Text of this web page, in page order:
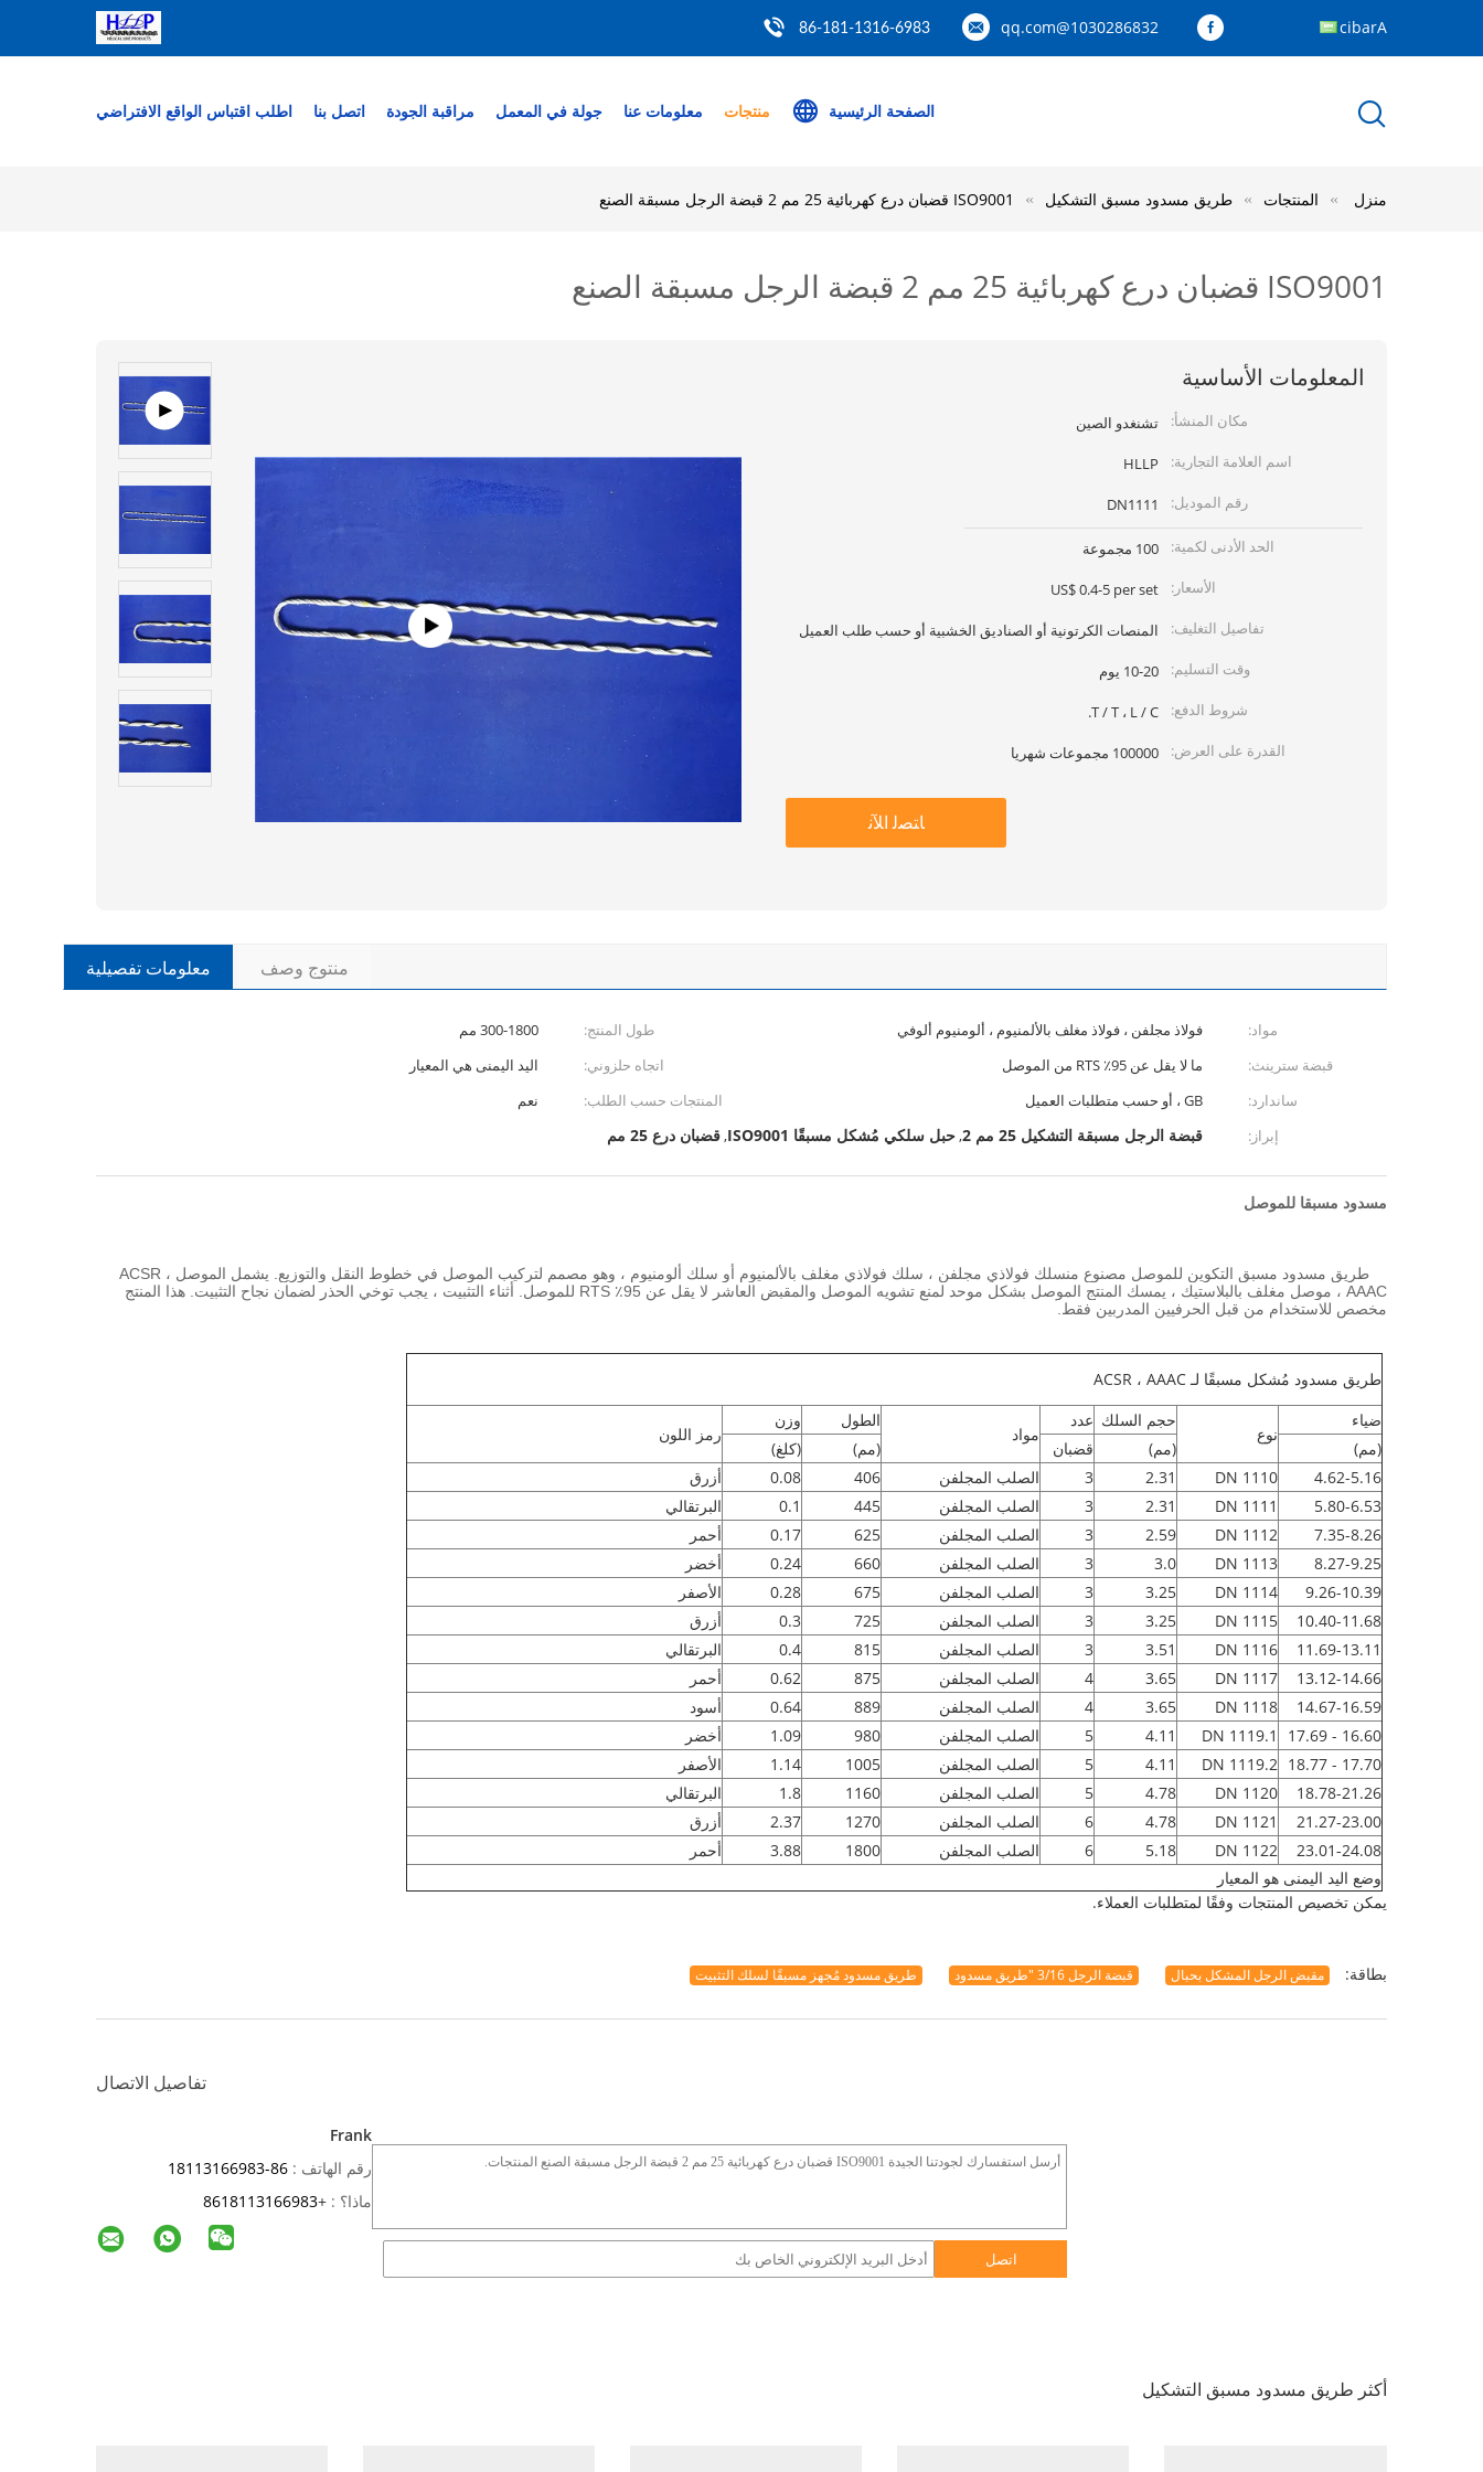
1030286832@qq.com
86-181-1316-6983 Arabic
الصفحة الرئيسية منتجات معلومات عنا جولة في المعمل مراقبة الجودة اتصل بنا اطلب اقتباس الواقع الافتراضي
منزل المنتجات طريق مسدود مسبق التشكيل ISO9001 قضبان درع كهربائية 25 مم 2 قبضة الرجل مسبقة الصنع
ISO9001 قضبان درع كهربائية 25 مم 2 قبضة الرجل مسبقة الصنع
المعلومات الأساسية
مكان المنشأ:
تشنغدو الصين
اسم العلامة التجارية:
HLLP
رقم الموديل:
DN1111
الحد الأدنى لكمية:
100 مجموعة
الأسعار:
US$ 0.4-5 per set
تفاصيل التغليف:
المنصات الكرتونية أو الصناديق الخشبية أو حسب طلب العميل
وقت التسليم:
10-20 يوم
شروط الدفع:
T / T ، L / C.
القدرة على العرض:
100000 مجموعات شهريا
ﺎﺘﺼﻟ ﺍﻶﻧ
معلومات تفصيلية منتوج وصف
مواد: فولاذ مجلفن ، فولاذ مغلف بالألمنيوم ، ألومنيوم ألوفي طول المنتج:
300-1800 مم
قبضة سترينث:
ما لا يقل عن 95٪ RTS من الموصل اتجاه حلزوني:
اليد اليمنى هي المعيار
ساندارد:
GB ، أو حسب متطلبات العميل المنتجات حسب الطلب:
نعم
إبراز:
قبضة الرجل مسبقة التشكيل 25 مم 2 ,حبل سلكي مُشكل مسبقًا ISO9001 ,قضبان درع 25 مم
مسدود مسبقا للموصل
طريق مسدود مسبق التكوين للموصل مصنوع من
سلك فولاذي مجلفن ، سلك فولاذي مغلف بالألمنيوم أو سلك ألومنيوم ، وهو مصمم لتركيب الموصل في خطوط النقل والتوزيع. يشمل الموصل ACSR ،
AAAC ، موصل مغلف بالبلاستيك ، يمسك المنتج الموصل بشكل موحد لمنع تشويه الموصل والمقبض العاشر لا يقل عن 95٪ RTS للموصل. أثناء التثبيت ، يجب توخي الحذر لضمان نجاح التثبيت. هذا المنتج
مخصص للاستخدام من قبل الحرفيين المدربين فقط.
طريق مسدود مُشكل مسبقًا لـ ACSR ، AAAC
ضياء
نوع
حجم السلك عدد
مواد
الطول وزن
رمز اللون
(مم) (مم) قضبان (مم)
(كلغ)
4.62-5.16
DN 1110
2.31
3 الصلب المجلفن 406
0.08
أزرق
5.80-6.53
DN 1111
2.31
3 الصلب المجلفن 445
0.1
البرتقالي
7.35-8.26
DN 1112
2.59
3 الصلب المجلفن 625
0.17
أحمر
8.27-9.25
DN 1113
3.0
3 الصلب المجلفن 660
0.24
أخضر
9.26-10.39
DN 1114
3.25
3 الصلب المجلفن 675
0.28
الأصفر
10.40-11.68
DN 1115
3.25
3 الصلب المجلفن 725
0.3
أزرق
11.69-13.11
DN 1116
3.51
3 الصلب المجلفن 815
0.4
البرتقالي
13.12-14.66
DN 1117
3.65
4 الصلب المجلفن 875
0.62
أحمر
14.67-16.59
DN 1118
3.65
4 الصلب المجلفن 889
0.64
أسود
16.60 - 17.69
DN 1119.1
4.11
5 الصلب المجلفن 980
1.09
أخضر
17.70 - 18.77
DN 1119.2
4.11
5 الصلب المجلفن 1005
1.14
الأصفر
18.78-21.26
DN 1120
4.78
5 الصلب المجلفن 1160
1.8
البرتقالي
21.27-23.00
DN 1121
4.78
6 الصلب المجلفن 1270
2.37
أزرق
23.01-24.08
DN 1122
5.18
6 الصلب المجلفن 1800
3.88
أحمر
وضع اليد اليمنى هو المعيار
يمكن تخصيص المنتجات وفقًا لمتطلبات العملاء.
بطاقة: مقبض الرجل المشكل بحبال قبضة الرجل 3/16 "طريق مسدود طريق مسدود مُجهز مسبقًا لسلك التثبيت
تفاصيل الاتصال
Frank
رقم الهاتف : 86-18113166983
ماذا؟ : +
8618113166983
اتصل
أكثر طريق مسدود مسبق التشكيل